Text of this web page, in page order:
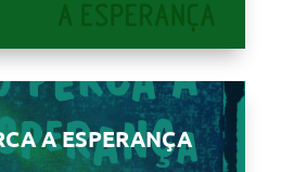
A ESPERANÇA